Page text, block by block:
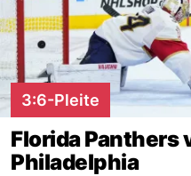
3:6-Pleite
Florida Panthers
Philadelphia